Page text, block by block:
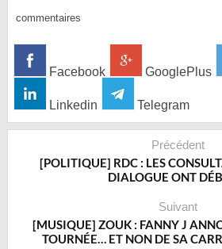
commentaires
Facebook GooglePlus
Linkedin Telegram
Précédent
[POLITIQUE] RDC : LES
DIALOGUE ONT
Suivant
[MUSIQUE] ZOUK : FANNY J
TOURNÉE… ET NON DE SA